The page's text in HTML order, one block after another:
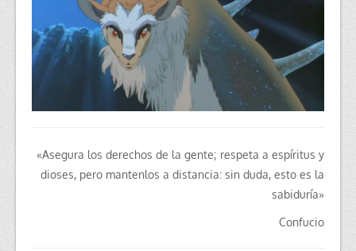
«Asegura los derechos de la gente; respeta a espíritus y
dioses, pero mantenlos a distancia: sin duda, esto es la
sabiduría»
Confucio